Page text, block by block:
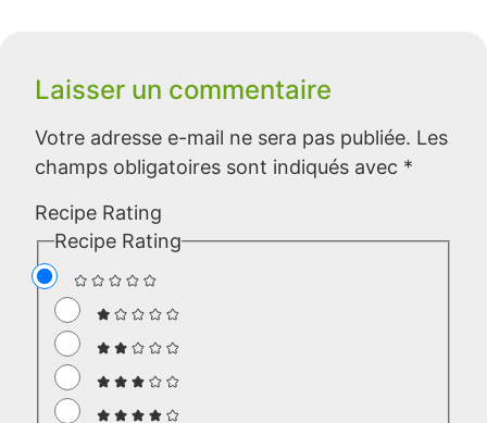
Laisser un commentaire
Votre adresse e-mail ne sera pas publiée. Les
champs obligatoires sont indiqués avec *
Recipe Rating
Recipe Rating